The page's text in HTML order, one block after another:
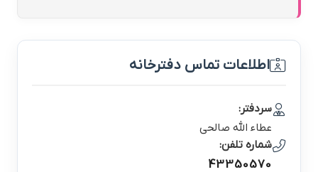
اطلاعات تماس دفترخانه
سردفتر:
عطاء الله صالحي
شماره تلفن:
43350570